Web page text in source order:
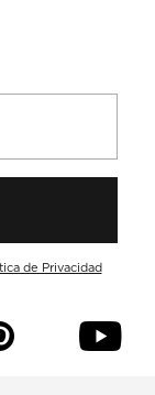
de Privacidad
y